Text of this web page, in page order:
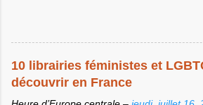
10 librairies féministes et
découvrir en France